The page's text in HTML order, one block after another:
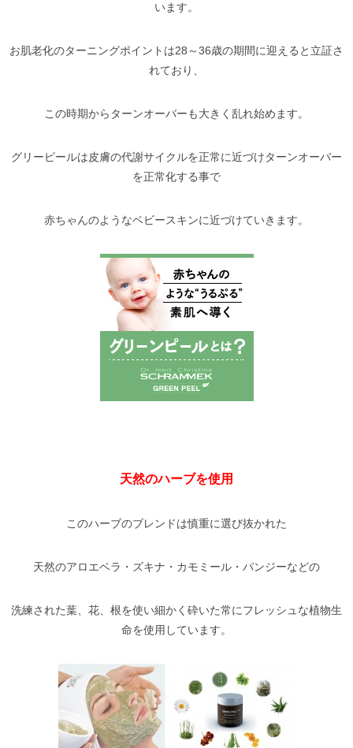
います。
お肌老化のターニングポイントは28～36歳の期間に迎えると立証さ
れており、
この時期からターンオーバーも大きく乱れ始めます。
グリーピールは皮膚の代謝サイクルを正常に近づけターンオーバー
を正常化する事で
赤ちゃんのようなベビースキンに近づけていきます。
天然のハーブを使用
このハーブのブレンドは慎重に選び抜かれた
天然のアロエベラ・ズキナ・カモミール・パンジーなどの
洗練された葉、花、根を使い細かく砕いた常にフレッシュな植物生
命を使用しています。